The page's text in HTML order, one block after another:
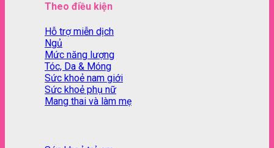
Theo điều kiện
Hỗ trợ miễn dịch
Ngủ
Mức năng lượng
Tóc, Da & Móng
Sức khoẻ nam giới
Sức khoẻ phụ nữ
Mang thai và làm mẹ